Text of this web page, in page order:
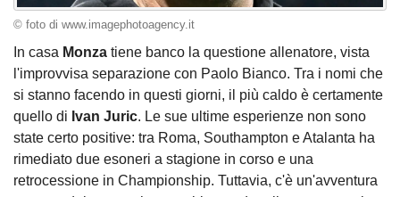
© foto di www.imagephotoagency.it
In casa Monza tiene banco la questione allenatore, vista
l'improvvisa separazione con Paolo Bianco. Tra i nomi che
si stanno facendo in questi giorni, il più caldo è certamente
quello di Ivan Juric. Le sue ultime esperienze non sono
state certo positive: tra Roma, Southampton e Atalanta ha
rimediato due esoneri a stagione in corso e una
retrocessione in Championship. Tuttavia, c'è un'avventura